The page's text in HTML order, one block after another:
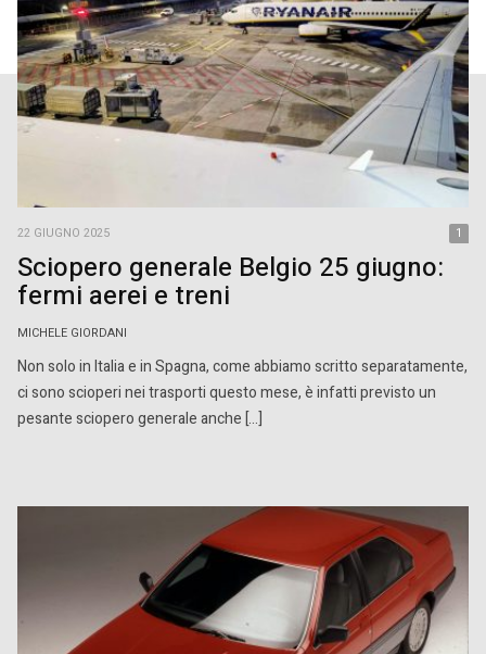
22 GIUGNO 2025 1
Sciopero generale Belgio 25 giugno:
fermi aerei e treni
MICHELE GIORDANI
Non solo in Italia e in Spagna, come abbiamo scritto separatamente,
ci sono scioperi nei trasporti questo mese, è infatti previsto un
pesante sciopero generale anche […]